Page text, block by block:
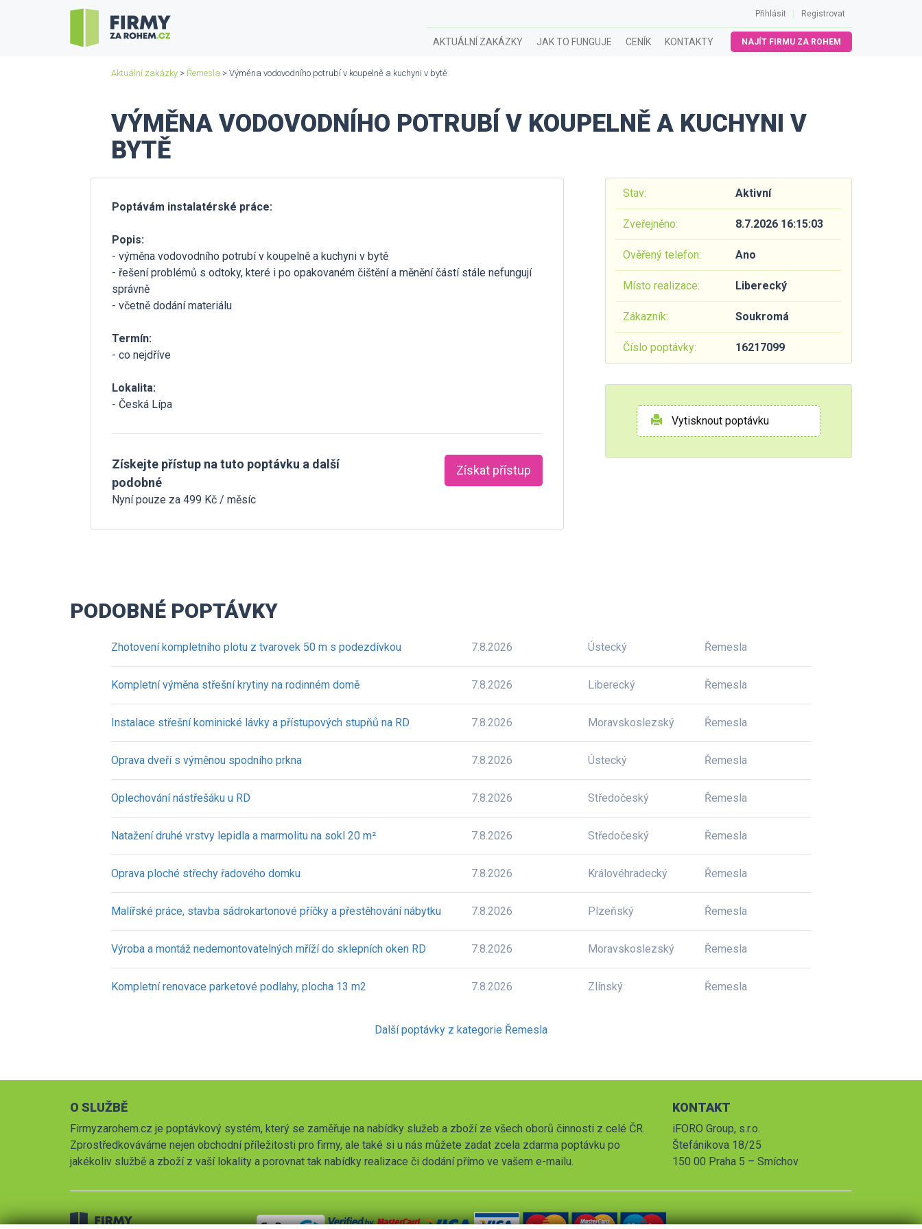
Přihlásit Registrovat
AKTUÁLNÍ ZAKÁZKY JAK TO FUNGUJE CENÍK KONTAKTY NAJÍT FIRMU ZA ROHEM
Aktuální zakázky > Řemesla > Výměna vodovodního potrubí v koupelně a kuchyni v bytě
VÝMĚNA VODOVODNÍHO POTRUBÍ V KOUPELNĚ A KUCHYNI V
BYTĚ
Poptávám instalatérské práce:
Popis:
- výměna vodovodního potrubí v koupelně a kuchyni v bytě
- řešení problémů s odtoky, které i po opakovaném čištění a měnění částí stále nefungují
správně
- včetně dodání materiálu
Termín:
- co nejdříve
Lokalita:
- Česká Lípa
Získejte přístup na tuto poptávku a další
podobné
Nyní pouze za 499 Kč / měsíc
Získat přístup
Stav: Aktivní
Zveřejněno: 8.7.2026 16:15:03
Ověřený telefon: Ano
Místo realizace: Liberecký
Zákazník: Soukromá
Číslo poptávky: 16217099
Vytisknout poptávku
PODOBNÉ POPTÁVKY
Zhotovení kompletního plotu z tvarovek 50 m s podezdívkou 7.8.2026 Ústecký Řemesla
Kompletní výměna střešní krytiny na rodinném domě 7.8.2026 Liberecký Řemesla
Instalace střešní kominické lávky a přístupových stupňů na RD 7.8.2026 Moravskoslezský Řemesla
Oprava dveří s výměnou spodního prkna 7.8.2026 Ústecký Řemesla
Oplechování nástřešáku u RD 7.8.2026 Středočeský Řemesla
Natažení druhé vrstvy lepidla a marmolitu na sokl 20 m² 7.8.2026 Středočeský Řemesla
Oprava ploché střechy řadového domku 7.8.2026 Královéhradecký Řemesla
Malířské práce, stavba sádrokartonové příčky a přestěhování nábytku 7.8.2026 Plzeňský Řemesla
Výroba a montáž nedemontovatelných mříží do sklepních oken RD 7.8.2026 Moravskoslezský Řemesla
Kompletní renovace parketové podlahy, plocha 13 m2 7.8.2026 Zlínský Řemesla
Další poptávky z kategorie Řemesla
O SLUŽBĚ
Firmyzarohem.cz je poptávkový systém, který se zaměřuje na nabídky služeb a zboží ze všech oborů činnosti z celé ČR.
Zprostředkováváme nejen obchodní příležitosti pro firmy, ale také si u nás můžete zadat zcela zdarma poptávku po
jakékoliv službě a zboží z vaší lokality a porovnat tak nabídky realizace či dodání přímo ve vašem e-mailu.
KONTAKT
iFORO Group, s.r.o.
Štefánikova 18/25
150 00 Praha 5 – Smíchov